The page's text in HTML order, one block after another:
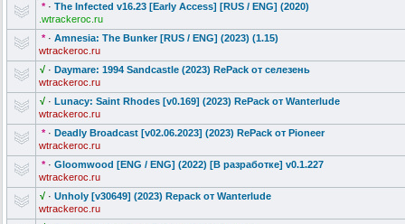
* · The Infected v16.23 [Early Access] [RUS / ENG] (2020)
.wtrackeroc.ru
* · Amnesia: The Bunker [RUS / ENG] (2023) (1.15)
wtrackeroc.ru
√ · Daymare: 1994 Sandcastle (2023) RePack от селезень
wtrackeroc.ru
√ · Lunacy: Saint Rhodes [v0.169] (2023) RePack от Wanterlude
wtrackeroc.ru
* · Deadly Broadcast [v02.06.2023] (2023) RePack от Pioneer
wtrackeroc.ru
* · Gloomwood [ENG / ENG] (2022) [В разработке] v0.1.227
wtrackeroc.ru
√ · Unholy [v30649] (2023) Repack от Wanterlude
wtrackeroc.ru